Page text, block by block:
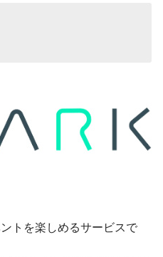
トを楽しめるサービスで